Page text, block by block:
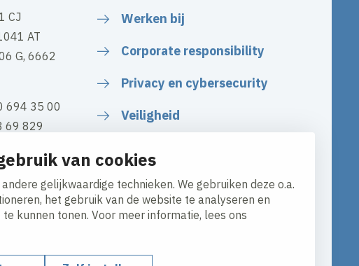
van cookies
gelijkwaardige technieken. We gebruiken deze o.a.
het gebruik van de website te analyseren en
kunnen tonen. Voor meer informatie, lees ons
CJ
AT
G, 6662
694 35 00
69 829
Werken bij
Corporate responsibility
Privacy en cybersecurity
Veiligheid
Algemene voorwaarden